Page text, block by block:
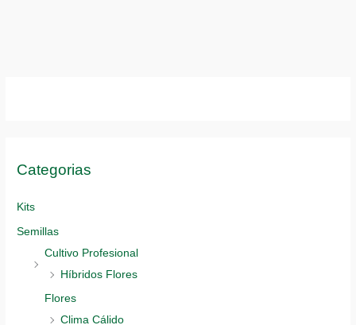
Categorias
Kits
Semillas
Cultivo Profesional
Híbridos Flores
Flores
Clima Cálido